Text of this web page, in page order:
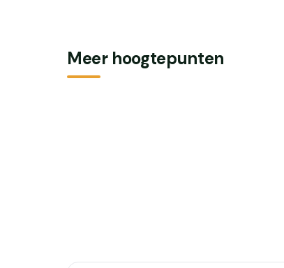
Meer hoogtepunten